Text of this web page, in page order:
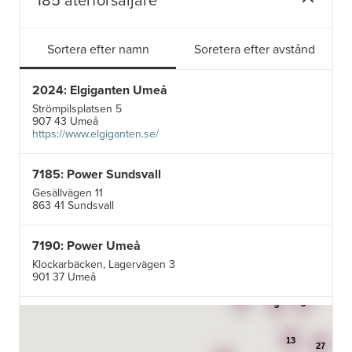
Sortera efter namn Soretera efter avstånd
2024: Elgiganten Umeå
Strömpilsplatsen 5
907 43 Umeå
https://www.elgiganten.se/
7185: Power Sundsvall
Gesällvägen 11
863 41 Sundsvall
7190: Power Umeå
Klockarbäcken, Lagervägen 3
901 37 Umeå
27
13
3
5